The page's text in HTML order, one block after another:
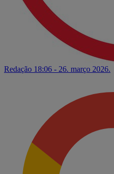
Redação 18:06 - 26. março 2026.